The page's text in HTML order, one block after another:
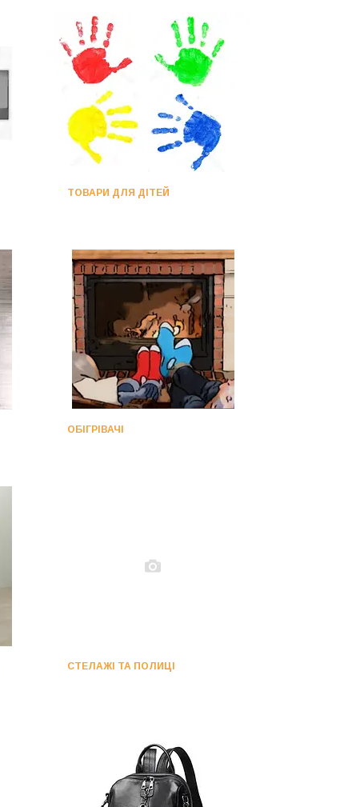
ТОВАРИ ДЛЯ ДІТЕЙ
ОБІГРІВАЧІ
СТЕЛАЖІ ТА ПОЛИЦІ